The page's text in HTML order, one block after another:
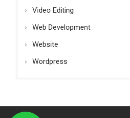
Video Editing
Web Development
Website
Wordpress